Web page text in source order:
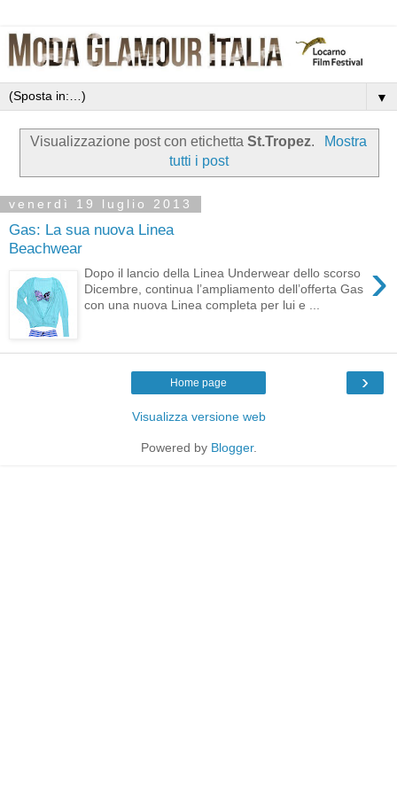
▼
Visualizzazione post con etichettaSt.Tropez.
Mostra
tutti i post
venerdì 19 luglio 2013
Gas: La sua nuova Linea
Beachwear
›
Dopo il lancio della Linea Underwear dello scorso
Dicembre, continua l’ampliamento dell’offerta Gas
con una nuova Linea completa per lui e ...
›
Home page
Visualizza versione web
Powered by Blogger.